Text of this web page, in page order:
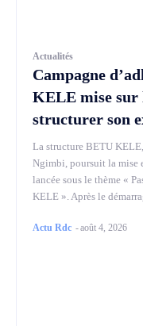
Actualités
Campagne
KELE mise sur
structurer son
La structure BETU
Ngimbi, poursuit la mise
lancée sous le thème «
KELE ». Après le
Actu Rdc -août 4, 2026